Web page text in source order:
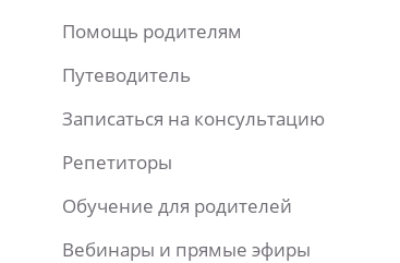
Помощь родителям
Путеводитель
Записаться на консультацию
Репетиторы
Обучение для родителей
Вебинары и прямые эфиры